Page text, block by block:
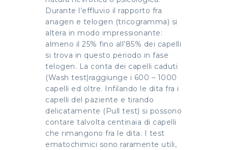
Durante l’effluvio il rapporto fra
anagen e telogen (tricogramma) si
altera in modo impressionante:
almeno il 25% fino all’85% dei capelli
si trova in questo periodo in fase
telogen. La conta dei capelli caduti
(Wash test)raggiunge i 600 – 1000
capelli ed oltre. Infilando le dita fra i
capelli del paziente e tirando
delicatamente (Pull test) si possono
contare talvolta centinaia di capelli
che rimangono fra le dita. I test
ematochimici sono raramente utili,